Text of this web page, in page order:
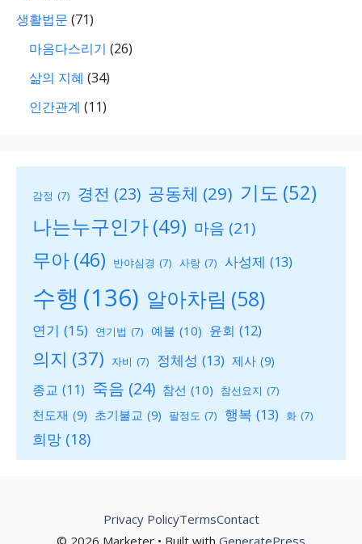
생활법문 (71)
마음다스리기 (26)
삶의 지혜 (34)
인간관계 (11)
감정 (7) 경전 (23) 공동체 (29) 기도 (52)
나는누구인가(49) 마음 (21)
무아(46) 반야심경 (7) 사랑 (7) 사성제 (13)
수행 (136) 알아차림 (58)
연기 (15) 연기법 (7) 예불 (10) 윤회 (12)
의지 (37) 자비 (7) 정체성 (13) 제사 (9)
종교 (11) 죽음 (24) 참선 (10) 참선요지 (7)
천도재 (9) 초기불교 (9) 팔정도 (7) 행복 (13) 화 (7)
희망 (18)
© 2026 Marketer • Built with GeneratePress
Privacy PolicyTermsContact